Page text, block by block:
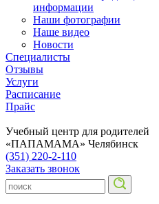
информации
Наши фотографии
Наше видео
Новости
Специалисты
Отзывы
Услуги
Расписание
Прайс
Учебный центр для родителей
«ПАПАМАМА» Челябинск
(351) 220-2-110
Заказать звонок